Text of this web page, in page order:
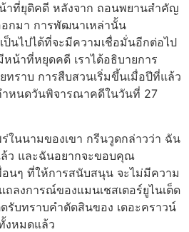
าที่ยุติคดี หลังจาก ถอนพยานสำคัญ
กมา การพัฒนาเหล่านั้น
นไปได้ที่จะมีความเชื่อมั่นอีกต่อไป
น้าที่หยุดคดี เราได้อธิบายการ
ทราบ การสืบสวนเริ่มขึ้นเมื่อปีที่แล้ว
หนดวันพิจารณาคดีในวันที่ 27
ในนามของเขา กรีนวูดกล่าวว่า ฉัน
ล้ว และฉันอยากจะขอบคุณ
นๆ ที่ให้การสนับสนุน จะไม่มีความ
ลงการณ์ของแมนเชสเตอร์ยูไนเต็ด
รับทราบคำตัดสินของ เดอะคราวน์
งหมดแล้ว